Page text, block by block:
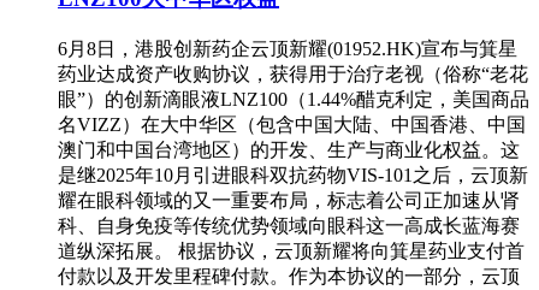
6月8日，港股创新药企云顶新耀(01952.HK)宣布与箕星
药业达成资产收购协议，获得用于治疗老视（俗称“老花
眼”）的创新滴眼液LNZ100（1.44%醋克利定，美国商品
名VIZZ）在大中华区（包含中国大陆、中国香港、中国
澳门和中国台湾地区）的开发、生产与商业化权益。这
是继2025年10月引进眼科双抗药物VIS-101之后，云顶新
耀在眼科领域的又一重要布局，标志着公司正加速从肾
科、自身免疫等传统优势领域向眼科这一高成长蓝海赛
道纵深拓展。 根据协议，云顶新耀将向箕星药业支付首
付款以及开发里程碑付款。作为本协议的一部分，云顶